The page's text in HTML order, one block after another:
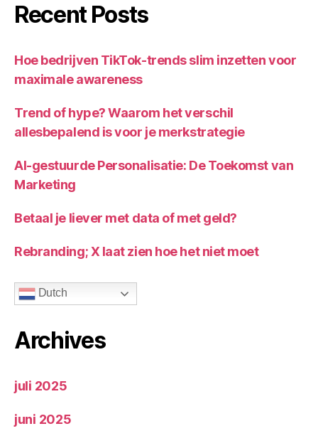
Recent Posts
Hoe bedrijven TikTok-trends slim inzetten voor
maximale awareness
Trend of hype? Waarom het verschil
allesbepalend is voor je merkstrategie
AI-gestuurde Personalisatie: De Toekomst van
Marketing
Betaal je liever met data of met geld?
Rebranding; X laat zien hoe het niet moet
Dutch
Archives
juli 2025
juni 2025